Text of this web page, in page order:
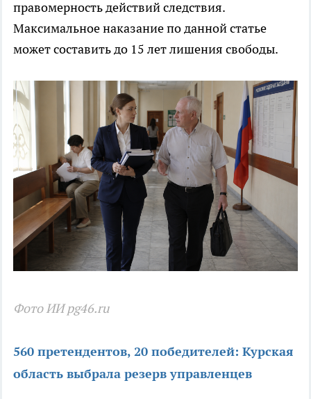
правомерность действий следствия.
Максимальное наказание по данной статье
может составить до 15 лет лишения свободы.
Фото ИИ pg46.ru
560 претендентов, 20 победителей: Курская
область выбрала резерв управленцев